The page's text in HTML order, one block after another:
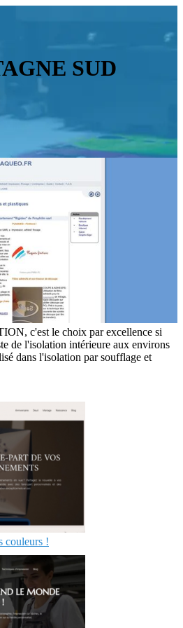
SUD
c'est le choix par excellence si
de l'isolation intérieure aux environs
dans l'isolation par soufflage et
couleurs !